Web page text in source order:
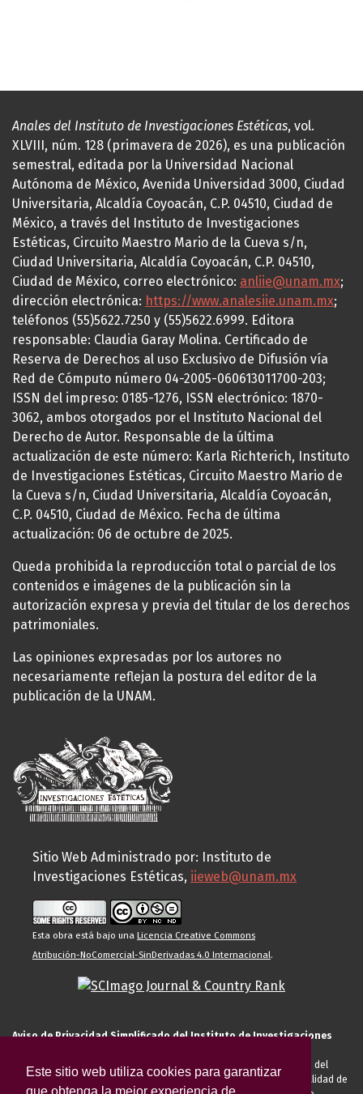
Este sitio web utiliza cookies para garantizar
Anales del Instituto de Investigaciones Estéticas, vol.
XLVIII, núm. 128 (primavera de 2026), es una publicación
semestral, editada por la Universidad Nacional
Autónoma de México, Avenida Universidad 3000, Ciudad
Universitaria, Alcaldía Coyoacán, C.P. 04510, Ciudad de
México, a través del Instituto de Investigaciones
Estéticas, Circuito Maestro Mario de la Cueva s/n,
Ciudad Universitaria, Alcaldía Coyoacán, C.P. 04510,
Ciudad de México, correo electrónico: anliie@unam.mx;
dirección electrónica: https://www.analesiie.unam.mx;
teléfonos (55)5622.7250 y (55)5622.6999. Editora
responsable: Claudia Garay Molina. Certificado de
Reserva de Derechos al uso Exclusivo de Difusión vía
Red de Cómputo número 04-2005-060613011700-203;
ISSN del impreso: 0185-1276, ISSN electrónico: 1870-
3062, ambos otorgados por el Instituto Nacional del
Derecho de Autor. Responsable de la última
actualización de este número: Karla Richterich, Instituto
de Investigaciones Estéticas, Circuito Maestro Mario de
la Cueva s/n, Ciudad Universitaria, Alcaldía Coyoacán,
C.P. 04510, Ciudad de México. Fecha de última
actualización: 06 de octubre de 2025.
Queda prohibida la reproducción total o parcial de los
contenidos e imágenes de la publicación sin la
autorización expresa y previa del titular de los derechos
patrimoniales.
Las opiniones expresadas por los autores no
necesariamente reflejan la postura del editor de la
publicación de la UNAM.
Sitio Web Administrado por: Instituto de
Investigaciones Estéticas, iieweb@unam.mx
Esta obra está bajo una Licencia Creative Commons
Atribución-NoComercial-SinDerivadas 4.0 Internacional.
Aviso de Privacidad Simplificado del Instituto de Investigaciones
El Instituto de Investigaciones Estéticas de la UNAM, es responsable del
tratamiento de sus datos personales para el registro de usted en calidad de